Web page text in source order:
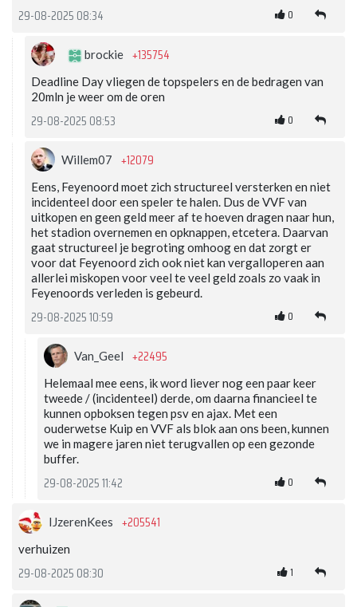
29-08-2025 08:34 0
brockie +135754
Deadline Day vliegen de topspelers en de bedragen van
20mln je weer om de oren
29-08-2025 08:53 0
Willem07 +12079
Eens, Feyenoord moet zich structureel versterken en niet
incidenteel door een speler te halen. Dus de VVF van
uitkopen en geen geld meer af te hoeven dragen naar hun,
het stadion overnemen en opknappen, etcetera. Daarvan
gaat structureel je begroting omhoog en dat zorgt er
voor dat Feyenoord zich ook niet kan vergalloperen aan
allerlei miskopen voor veel te veel geld zoals zo vaak in
Feyenoords verleden is gebeurd.
29-08-2025 10:59 0
Van_Geel +22495
Helemaal mee eens, ik word liever nog een paar keer
tweede / (incidenteel) derde, om daarna financieel te
kunnen opboksen tegen psv en ajax. Met een
ouderwetse Kuip en VVF als blok aan ons been, kunnen
we in magere jaren niet terugvallen op een gezonde
buffer.
29-08-2025 11:42 0
IJzerenKees +205541
verhuizen
29-08-2025 08:30 1